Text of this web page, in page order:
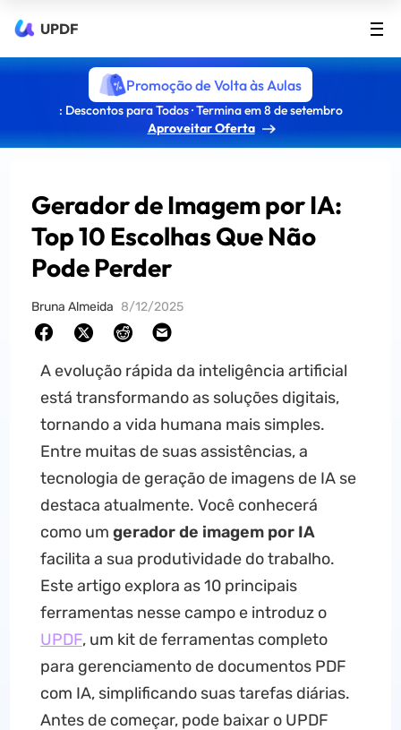
UPDF
Promoção de Volta às Aulas
: Descontos para Todos · Termina em 8 de setembro
Aproveitar Oferta
Gerador de Imagem por IA:
Top 10 Escolhas Que Não
Pode Perder
Bruna Almeida 8/12/2025
A evolução rápida da inteligência artificial
está transformando as soluções digitais,
tornando a vida humana mais simples.
Entre muitas de suas assistências, a
tecnologia de geração de imagens de IA se
destaca atualmente. Você conhecerá
como um gerador de imagem por IA
facilita a sua produtividade do trabalho.
Este artigo explora as 10 principais
ferramentas nesse campo e introduz o
UPDF, um kit de ferramentas completo
para gerenciamento de documentos PDF
com IA, simplificando suas tarefas diárias.
Antes de começar, pode baixar o UPDF